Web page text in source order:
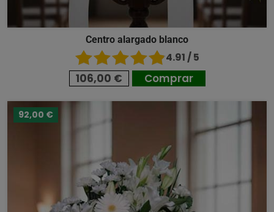
Centro alargado blanco
4.91 / 5
106,00 € Comprar
92,00 €